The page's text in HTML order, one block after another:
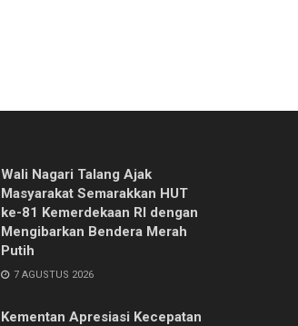
Wali Nagari Talang Ajak
Masyarakat Semarakkan HUT
ke-81 Kemerdekaan RI dengan
Mengibarkan Bendera Merah
Putih
7 AGUSTUS 2026
Kementan Apresiasi Kecepatan